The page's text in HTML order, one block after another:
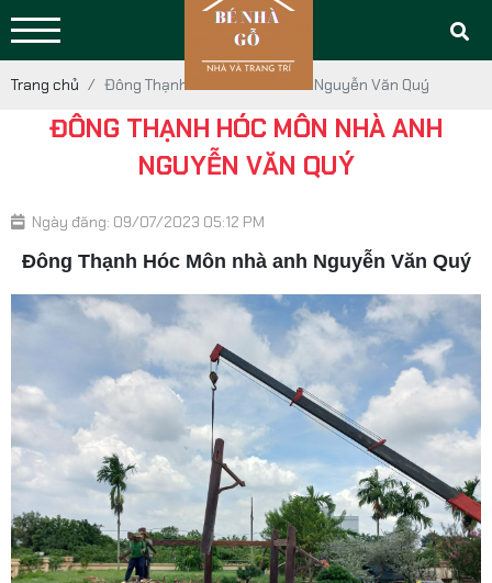
Trang chủ Đông Thạnh Hóc Môn nhà anh Nguyễn Văn Quý
ĐÔNG THẠNH HÓC MÔN NHÀ ANH
NGUYỄN VĂN QUÝ
Ngày đăng: 09/07/2023 05:12 PM
Đông Thạnh Hóc Môn nhà anh Nguyễn Văn Quý